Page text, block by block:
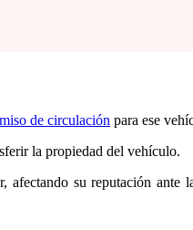
de circulación para ese
la propiedad del vehículo.
afectando su reputación ante